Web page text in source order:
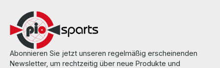
Ordnung. More information and details can be found on the pages
of the manufacturer. Weitere Informationen und Details finden Sie
Abonnieren Sie jetzt unseren regelmäßig erscheinenden
Newsletter, um rechtzeitig über neue Produkte und